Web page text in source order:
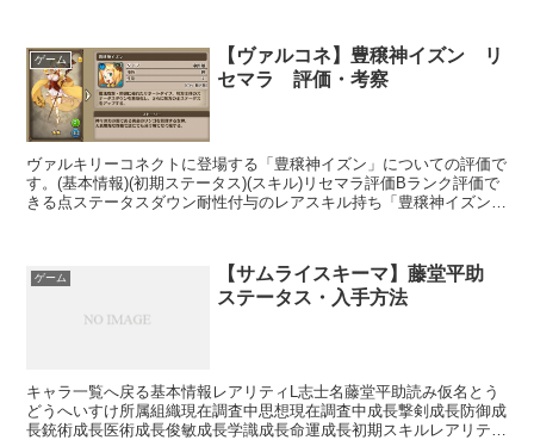
ゲーム
【ヴァルコネ】豊穣神イズン リ
セマラ 評価・考察
ヴァルキリーコネクトに登場する「豊穣神イズン」についての評価で
す。(基本情報)(初期ステータス)(スキル)リセマラ評価Bランク評価で
きる点ステータスダウン耐性付与のレアスキル持ち「豊穣神イズン」
ゲーム
【サムライスキーマ】藤堂平助
ステータス・入手方法
キャラ一覧へ戻る基本情報レアリティL志士名藤堂平助読み仮名とう
どうへいすけ所属組織現在調査中思想現在調査中成長撃剣成長防御成
長銃術成長医術成長俊敏成長学識成長命運成長初期スキルレアリティ